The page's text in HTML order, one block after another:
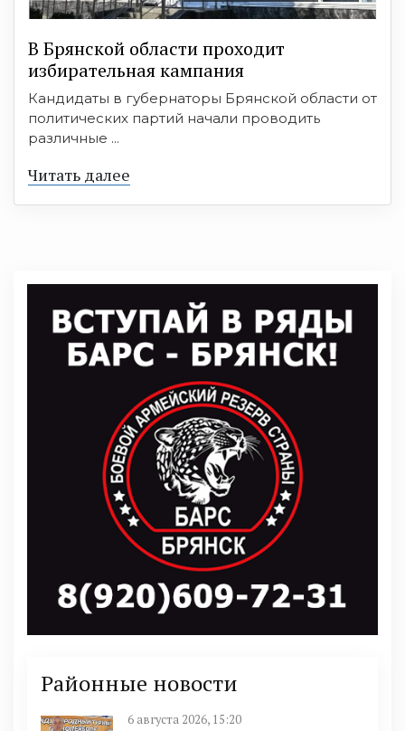
В Брянской области проходит
избирательная кампания
Кандидаты в губернаторы Брянской области от
политических партий начали проводить
различные ...
Читать далее
Районные новости
6 августа 2026, 15:20